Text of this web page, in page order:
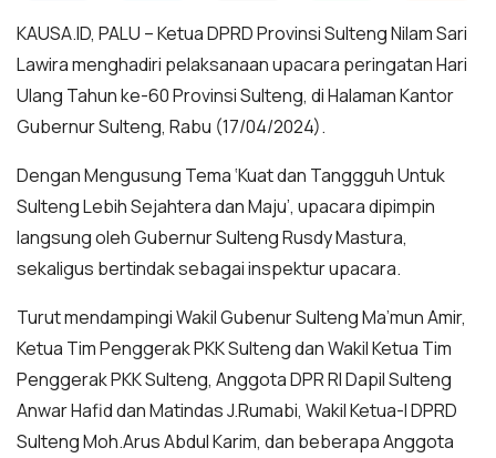
KAUSA.ID, PALU – Ketua DPRD Provinsi Sulteng Nilam Sari
Lawira menghadiri pelaksanaan upacara peringatan Hari
Ulang Tahun ke-60 Provinsi Sulteng, di Halaman Kantor
Gubernur Sulteng, Rabu (17/04/2024).
Dengan Mengusung Tema ‘Kuat dan Tanggguh Untuk
Sulteng Lebih Sejahtera dan Maju’, upacara dipimpin
langsung oleh Gubernur Sulteng Rusdy Mastura,
sekaligus bertindak sebagai inspektur upacara.
Turut mendampingi Wakil Gubenur Sulteng Ma’mun Amir,
Ketua Tim Penggerak PKK Sulteng dan Wakil Ketua Tim
Penggerak PKK Sulteng, Anggota DPR RI Dapil Sulteng
Anwar Hafid dan Matindas J.Rumabi, Wakil Ketua-I DPRD
Sulteng Moh.Arus Abdul Karim, dan beberapa Anggota